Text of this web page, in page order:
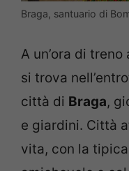
Braga, santuario di
A un’ora di
si trova
città di Braga,
e giardini. Città
vita, con la